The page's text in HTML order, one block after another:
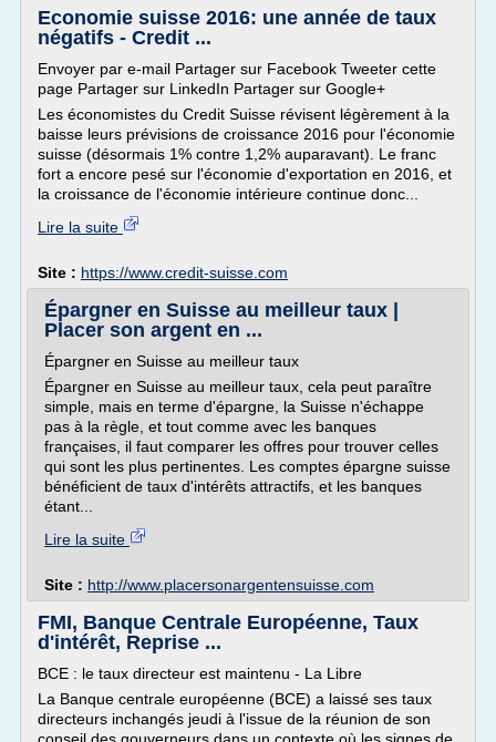
Economie suisse 2016: une année de taux
négatifs - Credit ...
Envoyer par e-mail Partager sur Facebook Tweeter cette
page Partager sur LinkedIn Partager sur Google+
Les économistes du Credit Suisse révisent légèrement à la
baisse leurs prévisions de croissance 2016 pour l'économie
suisse (désormais 1% contre 1,2% auparavant). Le franc
fort a encore pesé sur l'économie d'exportation en 2016, et
la croissance de l'économie intérieure continue donc...
Lire la suite
Site : https://www.credit-suisse.com
Épargner en Suisse au meilleur taux |
Placer son argent en ...
Épargner en Suisse au meilleur taux
Épargner en Suisse au meilleur taux, cela peut paraître
simple, mais en terme d'épargne, la Suisse n'échappe
pas à la règle, et tout comme avec les banques
françaises, il faut comparer les offres pour trouver celles
qui sont les plus pertinentes. Les comptes épargne suisse
bénéficient de taux d'intérêts attractifs, et les banques
étant...
Lire la suite
Site : http://www.placersonargentensuisse.com
FMI, Banque Centrale Européenne, Taux
d'intérêt, Reprise ...
BCE : le taux directeur est maintenu - La Libre
La Banque centrale européenne (BCE) a laissé ses taux
directeurs inchangés jeudi à l'issue de la réunion de son